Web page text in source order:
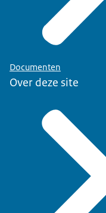
Documenten
Over deze site